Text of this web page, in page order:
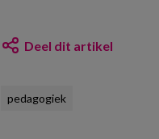
Deel dit artikel
pedagogiek